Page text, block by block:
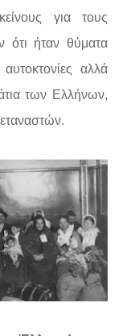
για τους
ότι ήταν θύματα
αλλά
των Ελλήνων,